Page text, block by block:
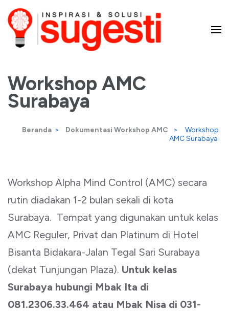
Lompat
ke
konten
Enter)
dan Solusi
Workshop AMC
Surabaya
Beranda > Dokumentasi Workshop AMC >
Workshop
AMC Surabaya
Workshop Alpha Mind Control (AMC) secara
rutin diadakan 1-2 bulan sekali di kota
Surabaya. Tempat yang digunakan untuk kelas
AMC Reguler, Privat dan Platinum di Hotel
Bisanta Bidakara-Jalan Tegal Sari Surabaya
(dekat Tunjungan Plaza). Untuk kelas
Surabaya hubungi Mbak Ita di
081.2306.33.464 atau Mbak Nisa di 031-